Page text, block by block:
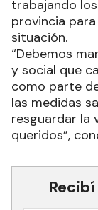
trabajando
provincia
situación.
“Debemos
y social que
como parte
las medidas
resguardar la
queridos”,